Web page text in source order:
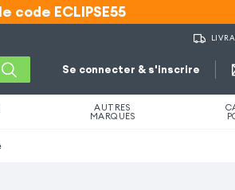
code ECLIPSE55
ECLIPSE55
Se connecter & s'inscrire
AUTRES
MARQUES